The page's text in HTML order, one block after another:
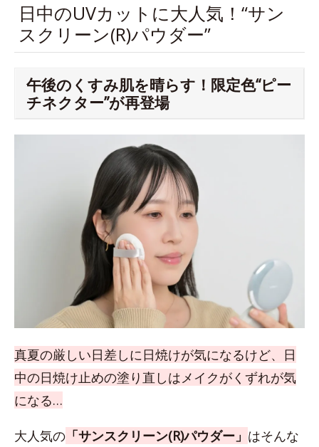
日中のUVカットに大人気！“サン
スクリーン(R)パウダー”
午後のくすみ肌を晴らす！限定色“ピー
チネクター”が再登場
真夏の厳しい日差しに日焼けが気になるけど、日
中の日焼け止めの塗り直しはメイクがくずれが気
になる…
大人気の 「サンスクリーン(R)パウダー」 はそんな